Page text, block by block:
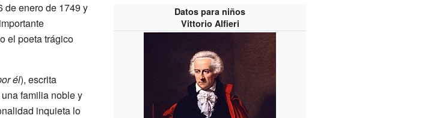
Datos para niños
Vittorio Alfieri
de enero de 1749 y
el poeta trágico
él), escrita
familia noble y
inquieta lo